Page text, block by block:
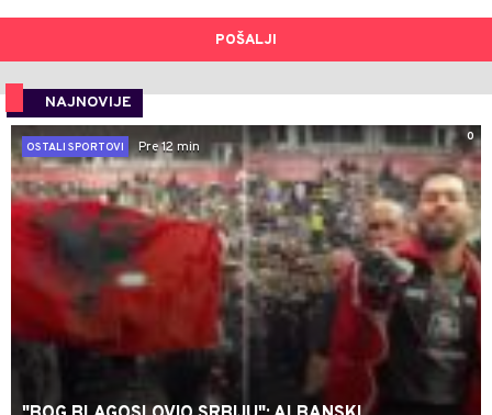
POŠALJI
NAJNOVIJE
0
OSTALI SPORTOVI
Pre 12 min